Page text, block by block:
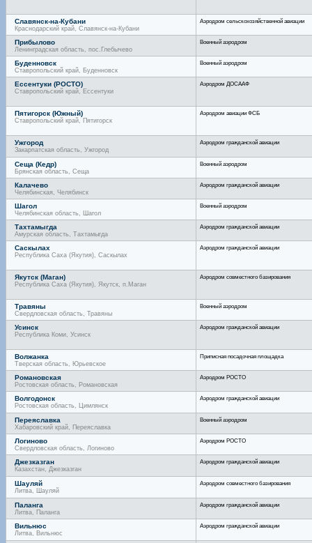
Славянск-на-Кубани
Краснодарский край, Славянск-на-Кубани
Аэродром сельскохозяйственной авиации
Прибылово
Ленинградская область, пос.Глебычево
Военный аэродром
Буденновск
Ставропольский край, Буденновск
Военный аэродром
Ессентуки (РОСТО)
Ставропольский край, Ессентуки
Аэродром ДОСААФ
Пятигорск (Южный)
Ставропольский край, Пятигорск
Аэродром авиации ФСБ
Ужгород
Закарпатская область, Ужгород
Аэродром гражданской авиации
Сеща (Кедр)
Брянская область, Сеща
Военный аэродром
Калачево
Челябинская, Челябинск
Аэродром гражданской авиации
Шагол
Челябинская область, Шагол
Военный аэродром
Тахтамыгда
Амурская область, Тахтамыгда
Аэродром гражданской авиации
Саскылах
Республика Саха (Якутия), Саскылах
Аэродром гражданской авиации
Якутск (Маган)
Республика Саха (Якутия), Якутск, п.Маган
Аэродром совместного базирования
Травяны
Свердловская область, Травяны
Военный аэродром
Усинск
Республика Коми, Усинск
Аэродром гражданской авиации
Волжанка
Тверская область, Юрьевское
Приписная посадочная площадка
Романовская
Ростовская область, Романовская
Аэродром РОСТО
Волгодонск
Ростовская область, Цимлянск
Аэродром гражданской авиации
Переяславка
Хабаровский край, Переяславка
Военный аэродром
Логиново
Свердловская область, Логиново
Аэродром РОСТО
Джезказган
Казахстан, Джезказган
Аэродром гражданской авиации
Шауляй
Литва, Шауляй
Аэродром совместного базирования
Паланга
Литва, Паланга
Аэродром гражданской авиации
Вильнюс
Литва, Вильнюс
Аэродром гражданской авиации